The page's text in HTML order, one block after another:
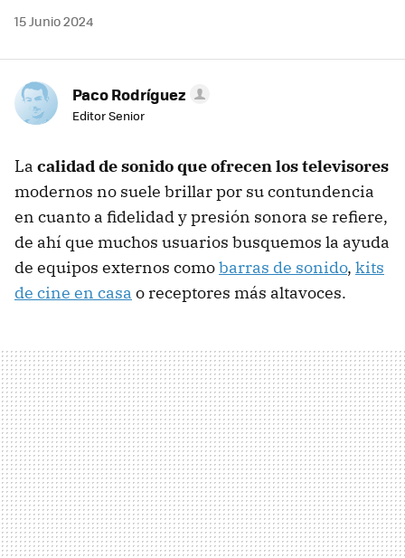
15 Junio 2024
Paco Rodríguez
Editor Senior
La calidad de sonido que ofrecen los televisores
modernos no suele brillar por su contundencia
en cuanto a fidelidad y presión sonora se refiere,
de ahí que muchos usuarios busquemos la ayuda
de equipos externos comobarras de sonido, kits
de cine en casa o receptores más altavoces.